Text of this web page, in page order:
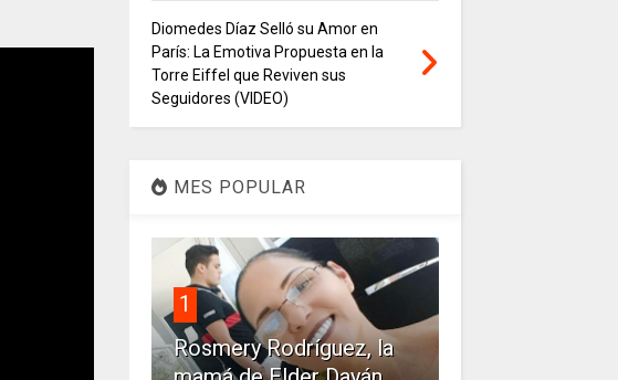
Diomedes Díaz Selló su Amor en
París: La Emotiva Propuesta en la
Torre Eiffel que Reviven sus
Seguidores (VIDEO)
MES POPULAR
1
Rosmery Rodríguez, la